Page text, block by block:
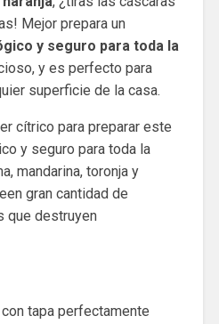
Mejor prepara un
y seguro para toda la
y es perfecto para
superficie de la casa.
cítrico para preparar este
y seguro para toda la
mandarina, toronja y
gran cantidad de
que destruyen
tapa perfectamente